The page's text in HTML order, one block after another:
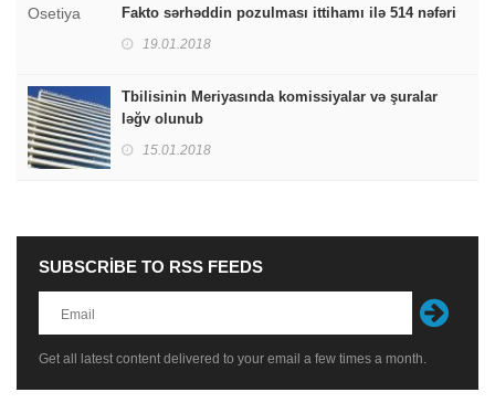
Fakto sərhəddin pozulması ittihamı ilə 514 nəfəri
19.01.2018
Tbilisinin Meriyasında komissiyalar və şuralar
ləğv olunub
15.01.2018
SUBSCRIBE TO RSS FEEDS
Get all latest content delivered to your email a few times a month.